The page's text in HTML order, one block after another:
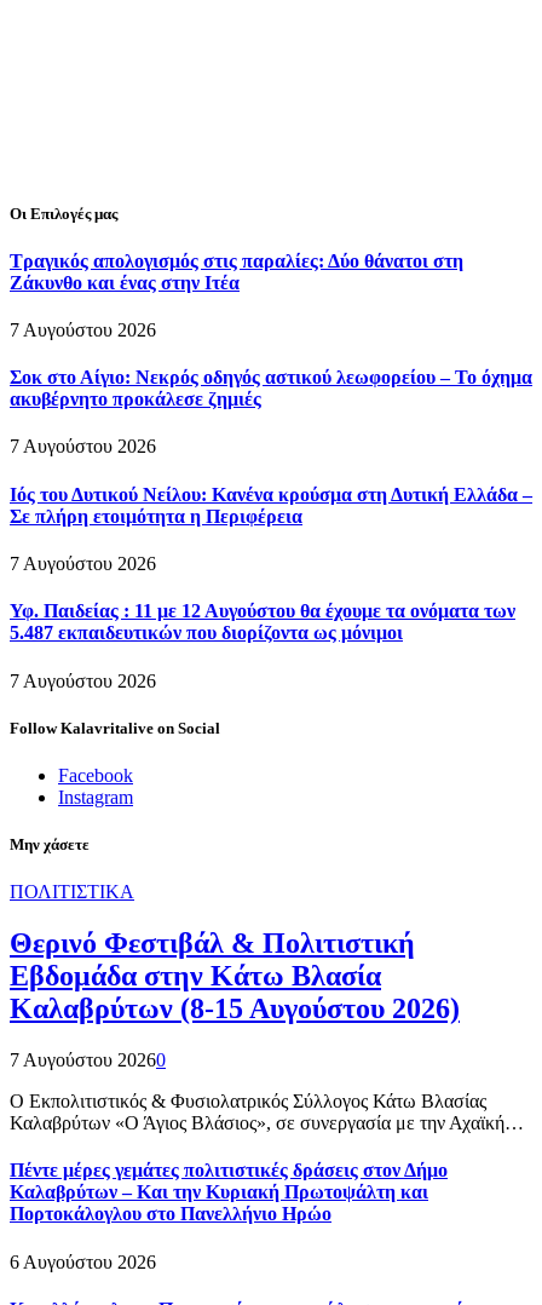
Οι Επιλογές μας
Τραγικός απολογισμός στις παραλίες: Δύο θάνατοι στη
Ζάκυνθο και ένας στην Ιτέα
7 Αυγούστου 2026
Σοκ στο Αίγιο: Νεκρός οδηγός αστικού λεωφορείου – Το όχημα
ακυβέρνητο προκάλεσε ζημιές
7 Αυγούστου 2026
Ιός του Δυτικού Νείλου: Κανένα κρούσμα στη Δυτική Ελλάδα –
Σε πλήρη ετοιμότητα η Περιφέρεια
7 Αυγούστου 2026
Υφ. Παιδείας : 11 με 12 Αυγούστου θα έχουμε τα ονόματα των
5.487 εκπαιδευτικών που διορίζοντα ως μόνιμοι
7 Αυγούστου 2026
Follow Kalavritalive on Social
Facebook
Instagram
Μην χάσετε
ΠΟΛΙΤΙΣΤΙΚΑ
Θερινό Φεστιβάλ & Πολιτιστική
Εβδομάδα στην Κάτω Βλασία
Καλαβρύτων (8-15 Αυγούστου 2026)
7 Αυγούστου 20260
Ο Εκπολιτιστικός & Φυσιολατρικός Σύλλογος Κάτω Βλασίας
Καλαβρύτων «Ο Άγιος Βλάσιος», σε συνεργασία με την Αχαϊκή…
Πέντε μέρες γεμάτες πολιτιστικές δράσεις στον Δήμο
Καλαβρύτων – Και την Κυριακή Πρωτοψάλτη και
Πορτοκάλογλου στο Πανελλήνιο Ηρώο
6 Αυγούστου 2026